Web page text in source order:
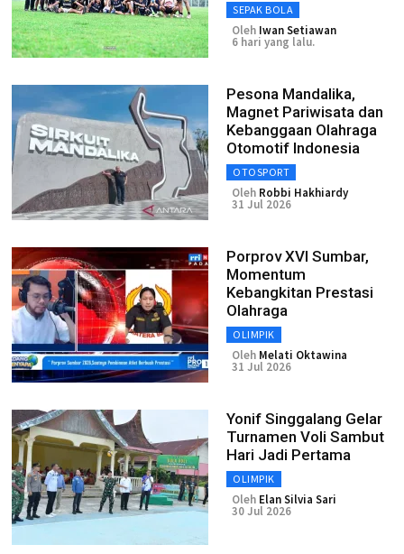
SEPAK BOLA
Oleh Iwan Setiawan
6 hari yang lalu.
Pesona Mandalika,
Magnet Pariwisata dan
Kebanggaan Olahraga
Otomotif Indonesia
OTOSPORT
Oleh Robbi Hakhiardy
31 Jul 2026
Porprov XVI Sumbar,
Momentum
Kebangkitan Prestasi
Olahraga
OLIMPIK
Oleh Melati Oktawina
31 Jul 2026
Yonif Singgalang Gelar
Turnamen Voli Sambut
Hari Jadi Pertama
OLIMPIK
Oleh Elan Silvia Sari
30 Jul 2026